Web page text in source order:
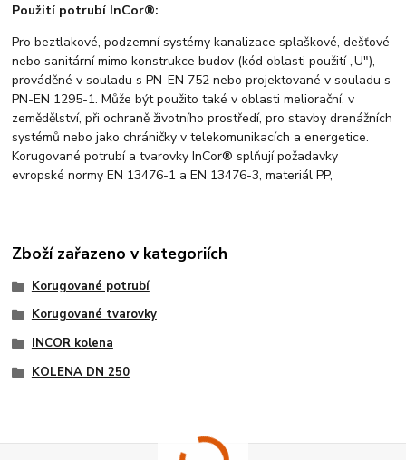
Použití potrubí InCor®:
Pro beztlakové, podzemní systémy kanalizace splaškové, dešťové
nebo sanitární mimo konstrukce budov (kód oblasti použití „U"),
prováděné v souladu s PN-EN 752 nebo projektované v souladu s
PN-EN 1295-1. Může být použito také v oblasti meliorační, v
zemědělství, při ochraně životního prostředí, pro stavby drenážních
systémů nebo jako chráničky v telekomunikacích a energetice.
Korugované potrubí a tvarovky InCor® splňují požadavky
evropské normy EN 13476-1 a EN 13476-3, materiál PP,
Zboží zařazeno v kategoriích
Korugované potrubí
Korugované tvarovky
INCOR kolena
KOLENA DN 250